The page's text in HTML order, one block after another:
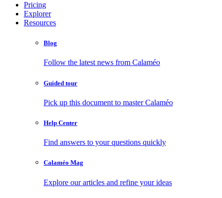
Pricing
Explorer
Resources
Blog
Follow the latest news from Calaméo
Guided tour
Pick up this document to master Calaméo
Help Center
Find answers to your questions quickly
Calaméo Mag
Explore our articles and refine your ideas